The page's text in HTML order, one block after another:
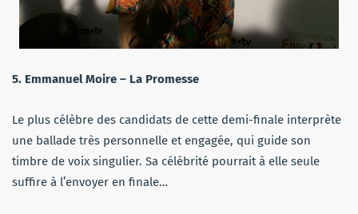
5. Emmanuel Moire – La Promesse
Le plus célèbre des candidats de cette demi-finale interprète
une ballade très personnelle et engagée, qui guide son
timbre de voix singulier. Sa célébrité pourrait à elle seule
suffire à l’envoyer en finale…